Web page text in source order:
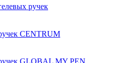
ручек
CENTRUM
GLOBAL MY PEN